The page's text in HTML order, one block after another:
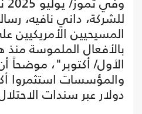
للشركة، داني نافيه،
المسيحيين الأمريكيين
الأول/ أكتوبر"، موضحاً
دولار عبر سندات